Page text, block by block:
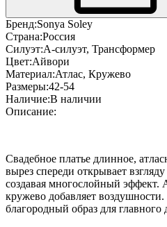
Бренд:Sonya Soley
Страна:Россия
Силуэт:А-силуэт, Трансформер
Цвет:Айвори
Материал:Атлас, Кружево
Размеры:42-54
Наличие:В наличии
Описание:
Свадебное платье длинное,
вырез спереди открывает
создавая многослойный эффект.
кружево добавляет
благородный образ для главного